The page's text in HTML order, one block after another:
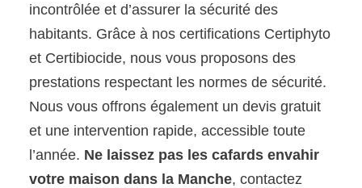
incontrôlée et d’assurer la sécurité des
habitants. Grâce à nos certifications Certiphyto
et Certibiocide, nous vous proposons des
prestations respectant les normes de sécurité.
Nous vous offrons également un devis gratuit
et une intervention rapide, accessible toute
l’année. Ne laissez pas les cafards envahir
votre maison dans la Manche, contactez